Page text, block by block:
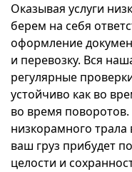
Оказывая услуги
берем на себя
оформление
и перевозку. Вся
регулярные
устойчиво как во
во время поворотов.
низкорамного
ваш груз прибудет
целости и